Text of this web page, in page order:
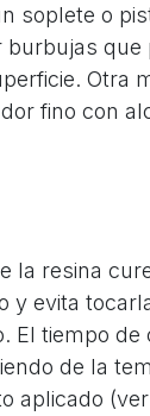
soplete o
burbujas que
Otra
fino con
la resina
y evita
El tiempo de
de la
aplicado